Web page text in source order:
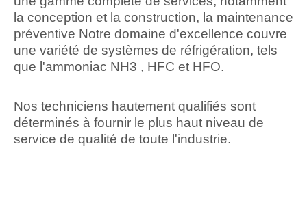
la conception et la construction, la maintenance
préventive Notre domaine d'excellence couvre
une variété de systèmes de réfrigération, tels
que l'ammoniac NH3 , HFC et HFO.
Nos techniciens hautement qualifiés sont
déterminés à fournir le plus haut niveau de
service de qualité de toute l'industrie.